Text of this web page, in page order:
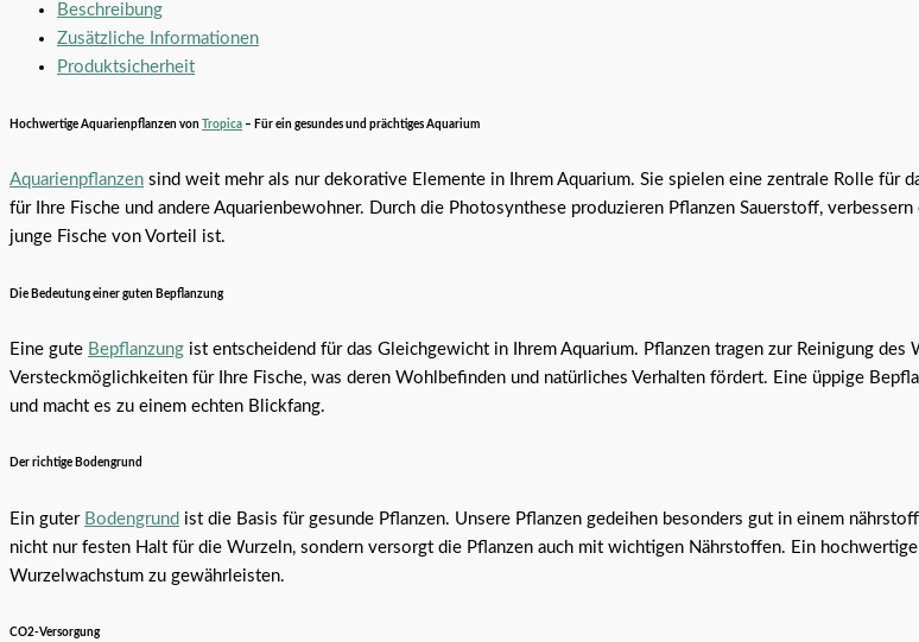
Beschreibung
Zusätzliche Informationen
Produktsicherheit
Hochwertige Aquarienpflanzen von Tropica – Für ein gesundes und prächtiges Aquarium
Aquarienpflanzen sind weit mehr als nur dekorative Elemente in Ihrem Aquarium. Sie spielen eine zentrale Rolle für
für Ihre Fische und andere Aquarienbewohner. Durch die Photosynthese produzieren Pflanzen Sauerstoff,
junge Fische von Vorteil ist.
Die Bedeutung einer guten Bepflanzung
Eine gute Bepflanzung ist entscheidend für das Gleichgewicht in Ihrem Aquarium. Pflanzen tragen zur Reinigung
Versteckmöglichkeiten für Ihre Fische, was deren Wohlbefinden und natürliches Verhalten fördert. Eine üppige
und macht es zu einem echten Blickfang.
Der richtige Bodengrund
Ein guter Bodengrund ist die Basis für gesunde Pflanzen. Unsere Pflanzen gedeihen besonders gut in einem
nicht nur festen Halt für die Wurzeln, sondern versorgt die Pflanzen auch mit wichtigen Nährstoffen. Ein
Wurzelwachstum zu gewährleisten.
CO2-Versorgung